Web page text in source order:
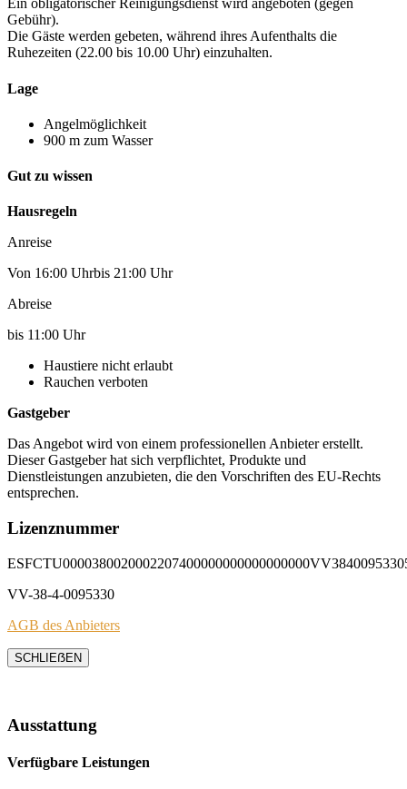
Ein obligatorischer Reinigungsdienst wird angeboten (gegen
Gebühr).
Die Gäste werden gebeten, während ihres Aufenthalts die
Ruhezeiten (22.00 bis 10.00 Uhr) einzuhalten.
Lage
Angelmöglichkeit
900 m zum Wasser
Gut zu wissen
Hausregeln
Anreise
Von 16:00 Uhrbis 21:00 Uhr
Abreise
bis 11:00 Uhr
Haustiere nicht erlaubt
Rauchen verboten
Gastgeber
Das Angebot wird von einem professionellen Anbieter erstellt.
Dieser Gastgeber hat sich verpflichtet, Produkte und
Dienstleistungen anzubieten, die den Vorschriften des EU-Rechts
entsprechen.
Lizenznummer
VV-38-4-0095330
AGB des Anbieters
SCHLIEẞEN
Ausstattung
Verfügbare Leistungen